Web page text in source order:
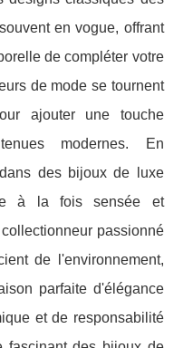
en vogue, offrant
de compléter votre
de mode se tournent
ajouter une touche
modernes. En
des bijoux de luxe
à la fois sensée et
passionné
de l'environnement,
parfaite d'élégance
et de responsabilité